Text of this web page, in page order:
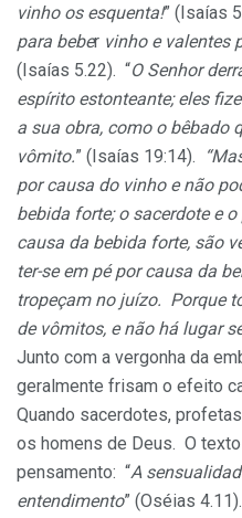
vinho os esquenta!” (Isaías
para beber vinho e valentes
(Isaías 5.22). “O Senhor
espírito estonteante; eles
a sua obra, como o bêbado
vômito.” (Isaías 19:14).
por causa do vinho e não
bebida forte; o sacerdote e
causa da bebida forte, são
ter-se em pé por causa da
tropeçam no juízo. Porque
de vômitos, e não há lugar
Junto com a vergonha da
geralmente frisam o efeito
Quando sacerdotes,
os homens de Deus. O
pensamento: “A
entendimento” (Oséias